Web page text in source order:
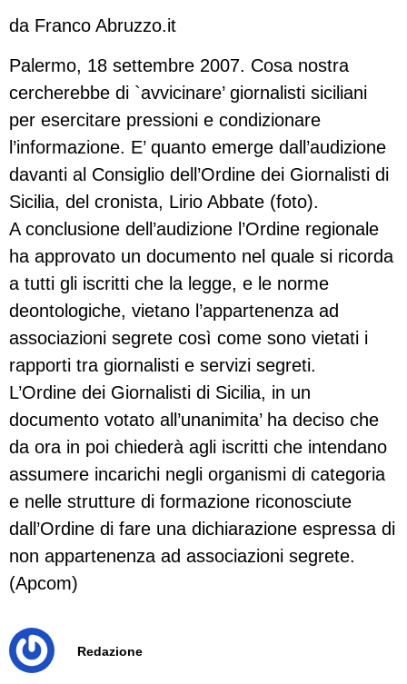
da Franco Abruzzo.it
Palermo, 18 settembre 2007. Cosa nostra
cercherebbe di `avvicinare’ giornalisti siciliani
per esercitare pressioni e condizionare
l’informazione. E’ quanto emerge dall’audizione
davanti al Consiglio dell’Ordine dei Giornalisti di
Sicilia, del cronista, Lirio Abbate (foto).
A conclusione dell’audizione l’Ordine regionale
ha approvato un documento nel quale si ricorda
a tutti gli iscritti che la legge, e le norme
deontologiche, vietano l’appartenenza ad
associazioni segrete così come sono vietati i
rapporti tra giornalisti e servizi segreti.
L’Ordine dei Giornalisti di Sicilia, in un
documento votato all’unanimita’ ha deciso che
da ora in poi chiederà agli iscritti che intendano
assumere incarichi negli organismi di categoria
e nelle strutture di formazione riconosciute
dall’Ordine di fare una dichiarazione espressa di
non appartenenza ad associazioni segrete.
(Apcom)
Redazione